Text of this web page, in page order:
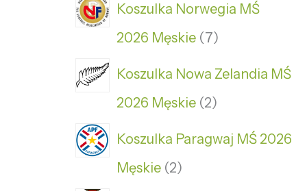
Koszulka Norwegia MŚ
2026 Męskie 7
Koszulka Nowa Zelandia MŚ
2026 Męskie 2
Koszulka Paragwaj MŚ 2026
Męskie 2